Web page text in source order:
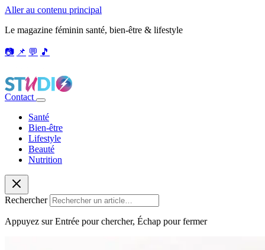
Aller au contenu principal
Le magazine féminin santé, bien-être & lifestyle
📷 📌 💬 🎵
Contact
Santé
Bien-être
Lifestyle
Beauté
Nutrition
Rechercher
Appuyez sur Entrée pour chercher, Échap pour fermer